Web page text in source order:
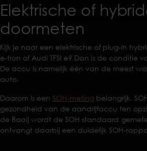
Elektrische of
doormeten
Kijk je naar een elektrische of plug-in
e-tron of Audi TFSI e? Dan is de
De accu is namelijk één van de meest
auto.
Daarom is een SOH-meting belangrijk.
gezondheid van de aandrijfaccu ten
de Baaij wordt de SOH standaard
ontvangt daarbij een duidelijk SOH-